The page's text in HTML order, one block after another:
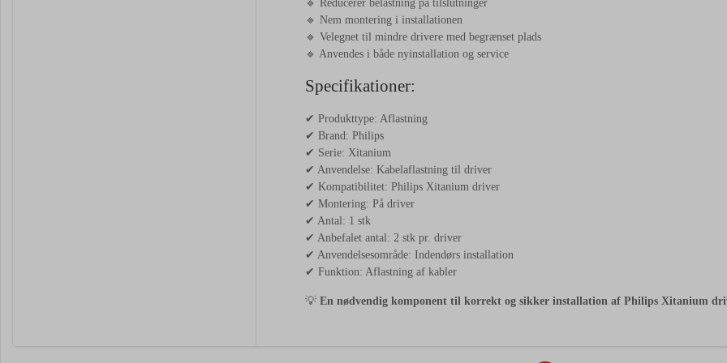
🔹 Reducerer belastning på tilslutninger
🔹 Nem montering i installationen
🔹 Velegnet til mindre drivere med begrænset plads
🔹 Anvendes i både nyinstallation og service
Specifikationer:
✔ Produkttype: Aflastning
✔ Brand: Philips
✔ Serie: Xitanium
✔ Anvendelse: Kabelaflastning til driver
✔ Kompatibilitet: Philips Xitanium driver
✔ Montering: På driver
✔ Antal: 1 stk
✔ Anbefalet antal: 2 stk pr. driver
✔ Anvendelsesområde: Indendørs installation
✔ Funktion: Aflastning af kabler
💡 En nødvendig komponent til korrekt og sikker installation af Philips Xitanium